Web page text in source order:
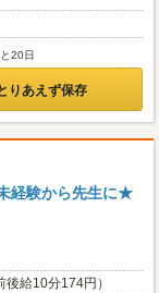
20日
りあえず保存
経験から先生に★
給10分174円）